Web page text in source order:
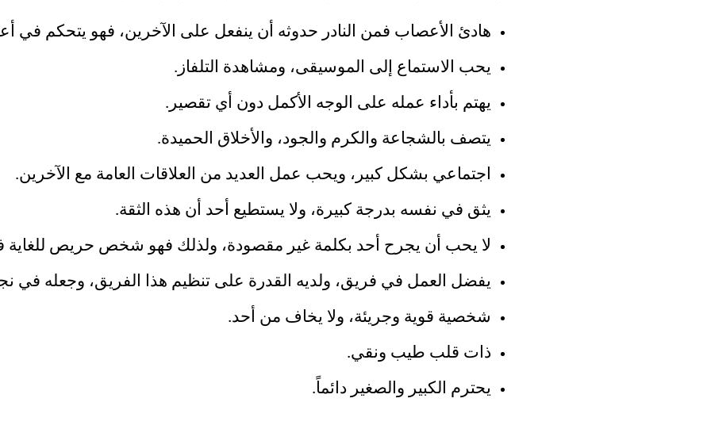
هادئ الأعصاب فمن النادر حدوثه أن ينفعل على الآخرين، فهو يتحكم في
يحب الاستماع إلى الموسيقى، ومشاهدة التلفاز.
يهتم بأداء عمله على الوجه الأكمل دون أي تقصير.
يتصف بالشجاعة والكرم والجود، والأخلاق الحميدة.
اجتماعي بشكل كبير، ويحب عمل العديد من العلاقات العامة مع الآخرين.
يثق في نفسه بدرجة كبيرة، ولا يستطيع أحد أن هذه الثقة.
لا يحب أن يجرح أحد بكلمة غير مقصودة، ولذلك فهو شخص حريص للغاية
يفضل العمل في فريق، ولديه القدرة على تنظيم هذا الفريق، وجعله في
شخصية قوية وجريئة، ولا يخاف من أحد.
ذات قلب طيب ونقي.
يحترم الكبير والصغير دائماً.